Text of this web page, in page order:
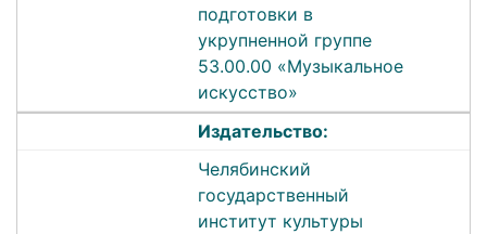
подготовки в
укрупненной группе
53.00.00 «Музыкальное
искусство»
Издательство:
Челябинский
государственный
институт культуры